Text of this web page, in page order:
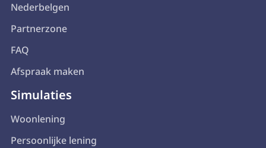
Nederbelgen
Partnerzone
FAQ
Afspraak maken
Simulaties
Woonlening
Persoonlijke lening